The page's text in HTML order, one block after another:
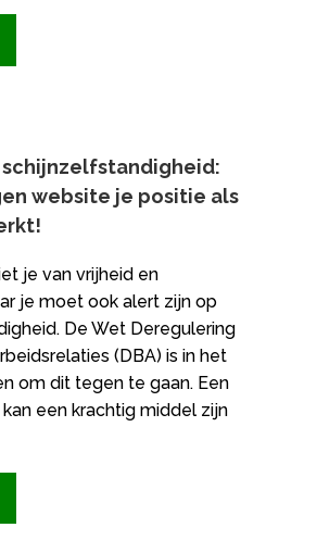
schijnzelfstandigheid:
website je positie als
je van vrijheid en
je moet ook alert zijn op
De Wet Deregulering
(DBA) is in het
om dit tegen te gaan. Een
een krachtig middel zijn